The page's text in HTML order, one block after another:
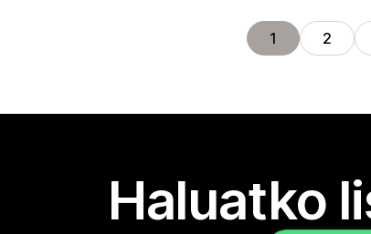
1 2
Haluatko